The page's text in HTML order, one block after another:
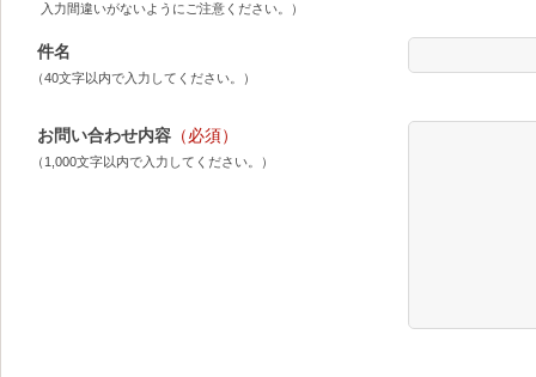
入力間違いがないようにご注意ください。）
件名
（40文字以内で入力してください。）
お問い合わせ内容 （必須）
（1,000文字以内で入力してください。）